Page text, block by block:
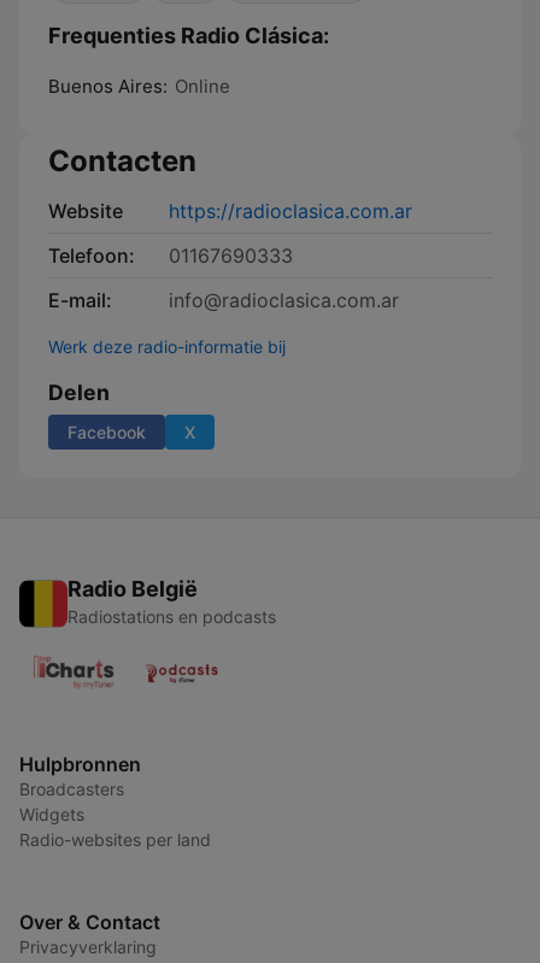
Frequenties Radio Clásica:
Buenos Aires: Online
Contacten
Website
https://radioclasica.com.ar
Telefoon:
01167690333
E-mail:
info@radioclasica.com.ar
Werk deze radio-informatie bij
Delen
Facebook X
Radio België
Radiostations en podcasts
Hulpbronnen
Broadcasters
Widgets
Radio-websites per land
Over & Contact
Privacyverklaring